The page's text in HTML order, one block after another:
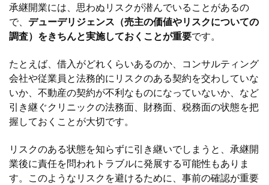
承継開業には、思わぬリスクが潜んでいることがあるの
で、 デューデリジェンス（売主の価値やリスクについての
調査）をきちんと実施しておくことが重要です。
たとえば、借入がどれくらいあるのか、コンサルティング
会社や従業員と法務的にリスクのある契約を交わしていな
いか、不動産の契約が不利なものになっていないか、など
引き継ぐクリニックの法務面、財務面、税務面の状態を把
握しておくことが大切です。
リスクのある状態を知らずに引き継いでしまうと、承継開
業後に責任を問われトラブルに発展する可能性もありま
す。このようなリスクを避けるために、事前の確認が重要